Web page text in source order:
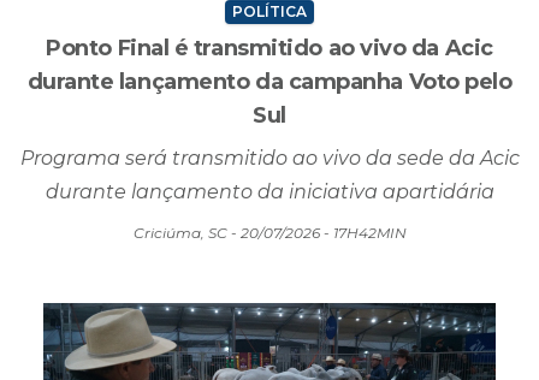
POLÍTICA
Ponto Final é transmitido ao vivo da Acic
durante lançamento da campanha Voto pelo
Sul
Programa será transmitido ao vivo da sede da Acic
durante lançamento da iniciativa apartidária
Criciúma, SC - 20/07/2026 - 17H42MIN